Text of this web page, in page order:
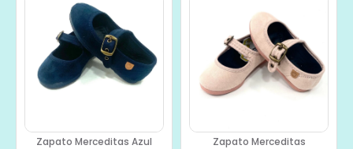
Zapato Merceditas Azul
Zapato Merceditas